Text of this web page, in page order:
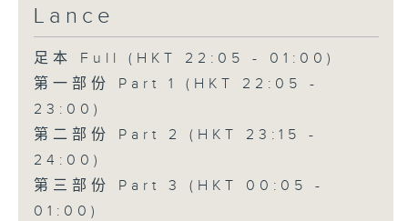
Lance
足本 Full (HKT 22:05 - 01:00)
第一部份 Part 1 (HKT 22:05 -
23:00)
第二部份 Part 2 (HKT 23:15 -
24:00)
第三部份 Part 3 (HKT 00:05 -
01:00)